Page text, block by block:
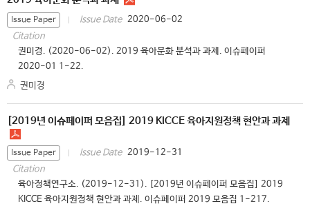
Issue Paper Issue Date 2020-06-02
Citation
권미경. (2020-06-02). 2019 육아문화 분석과 과제. 이슈페이퍼
2020-01 1-22.
권미경
[2019년 이슈페이퍼 모음집] 2019 KICCE 육아지원정책 현안과 과제
Issue Paper Issue Date 2019-12-31
Citation
육아정책연구소. (2019-12-31). [2019년 이슈페이퍼 모음집] 2019
KICCE 육아지원정책 현안과 과제. 이슈페이퍼 2019 모음집 1-217.